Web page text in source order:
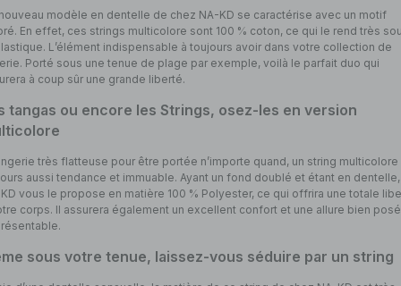
modèle en dentelle de chez NA-KD se caractérise avec un motif
En effet, ces strings multicolore sont 100 % coton, ce qui le rend très
L’élément indispensable à toujours avoir dans votre collection de
Porté sous une tenue de plage par exemple, voilà le parfait duo qui
à coup sûr une grande liberté.
tangas ou encore les Strings, osez-les en version
très flatteuse pour être portée n’importe quand, un string multicolore
aussi tendance et immuable. Ayant un fond doublé et étant en dentelle,
vous le propose en matière 100 % Polyester, ce qui offrira une totale
corps. Il assurera également un excellent confort et une allure bien
sous votre tenue, laissez-vous séduire par un string